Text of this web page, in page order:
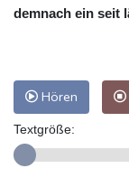
demnach ein seit
Hören
Textgröße: